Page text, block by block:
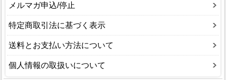
メルマガ申込/停止
特定商取引法に基づく表示
送料とお支払い方法について
個人情報の取扱いについて